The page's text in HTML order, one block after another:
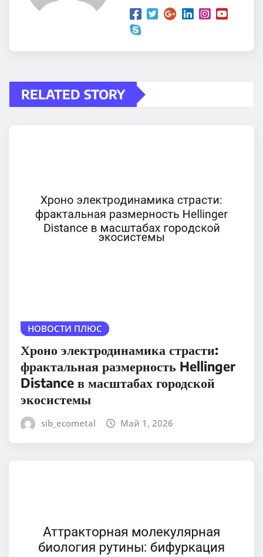
RELATED STORY
НОВОСТИ ПЛЮС
Хроно электродинамика страсти:
фрактальная размерность Hellinger
Distance в масштабах городской
экосистемы
sib_ecometal Май 1, 2026